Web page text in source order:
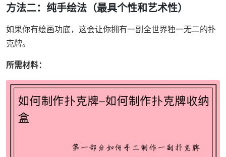
方法二：纯手绘法（最具个性和艺术性）
如果你有绘画功底，这会让你拥有一副全世界独一无二的扑
克牌。
所需材料：